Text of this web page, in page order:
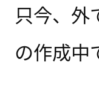
只今、外
の作成中